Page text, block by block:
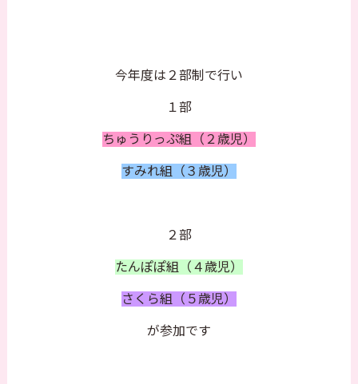
今年度は２部制で行い
１部
ちゅうりっぷ組（２歳児）
すみれ組（３歳児）
２部
たんぽぽ組（４歳児）
さくら組（５歳児）
が参加です